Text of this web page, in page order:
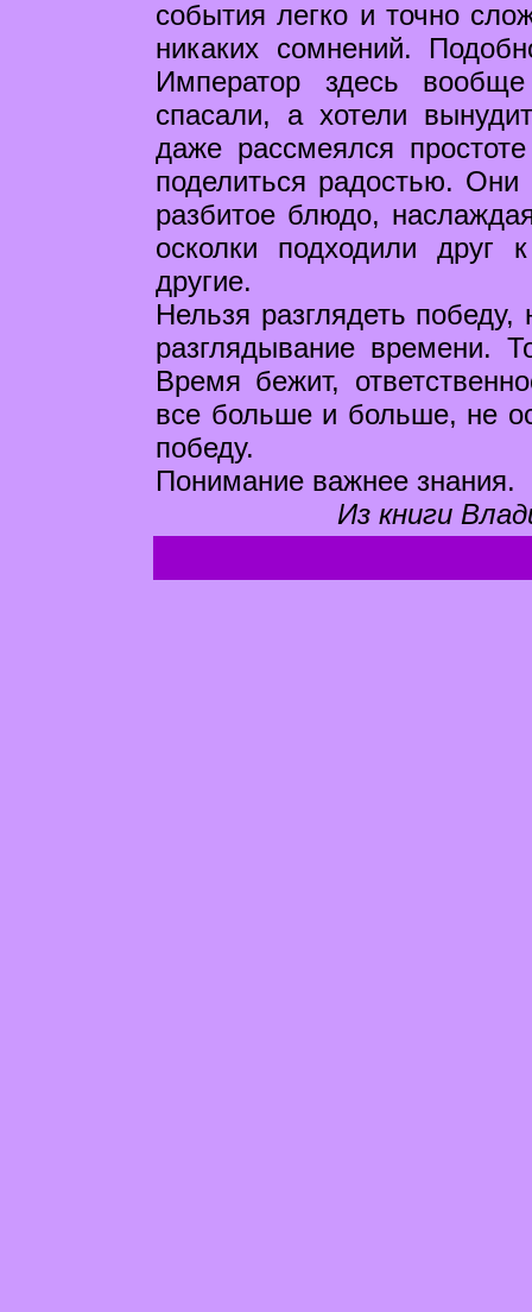
события легко и точно
никаких сомнений.
Император здесь
спасали, а хотели
даже рассмеялся
поделиться радостью.
разбитое блюдо,
осколки подходили
другие.
Нельзя разглядеть
разглядывание времени.
Время бежит,
все больше и больше, не
победу.
Понимание важнее знания.
Из книги